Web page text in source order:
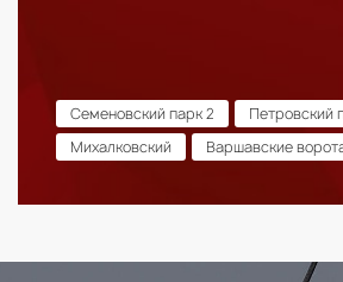
Семеновский парк 2
Петровский
Михалковский
Варшавские